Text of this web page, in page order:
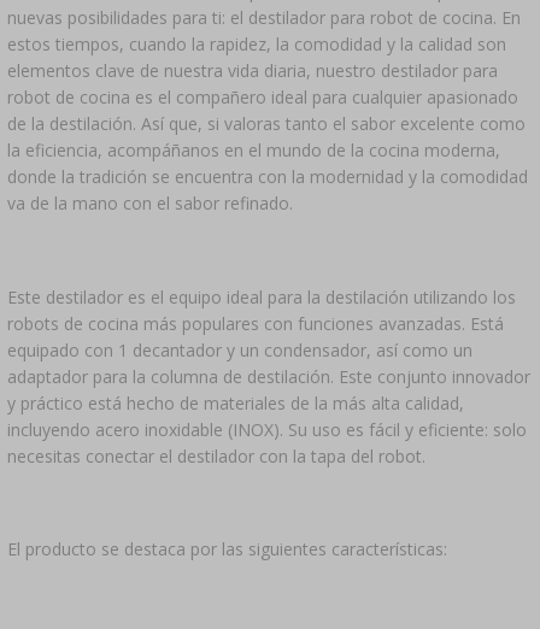
LIBROS DE EMBUTIDOS Y CHARCUTERÍA
AROMA DE HUMO PARA AHUMAR
ESTANTERÍAS
AROMATIZACIÓN ›
LITERATURA
ETIQUETAS
LITERATURA
nuevas posibilidades para ti: el destilador para robot de cocina. En
estos tiempos, cuando la rapidez, la comodidad y la calidad son
elementos clave de nuestra vida diaria, nuestro destilador para
robot de cocina es el compañero ideal para cualquier apasionado
de la destilación. Así que, si valoras tanto el sabor excelente como
la eficiencia, acompáñanos en el mundo de la cocina moderna,
donde la tradición se encuentra con la modernidad y la comodidad
va de la mano con el sabor refinado.
Este destilador es el equipo ideal para la destilación utilizando los
robots de cocina más populares con funciones avanzadas. Está
equipado con 1 decantador y un condensador, así como un
adaptador para la columna de destilación. Este conjunto innovador
y práctico está hecho de materiales de la más alta calidad,
incluyendo acero inoxidable (INOX). Su uso es fácil y eficiente: solo
necesitas conectar el destilador con la tapa del robot.
El producto se destaca por las siguientes características: